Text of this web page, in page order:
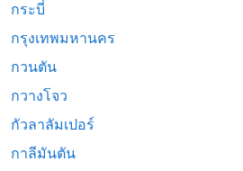
กระบี่
กรุงเทพมหานคร
กวนตัน
กวางโจว
กัวลาลัมเปอร์
กาลีมันตัน